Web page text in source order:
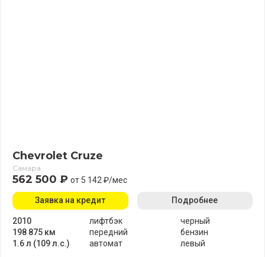
Chevrolet Cruze
Самара
562 500 ₽ от 5 142 ₽/мес
2010
198 875 км
1.6 л (109 л.с.)
лифтбэк
передний
автомат
черный
бензин
левый
Заявка на кредит Подробнее